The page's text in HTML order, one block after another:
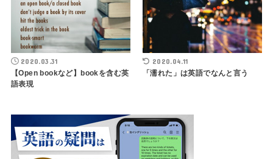
2020.03.31
【Open bookなど】bookを含む英
語表現
2020.04.11
「濡れた」は英語でなんと言う